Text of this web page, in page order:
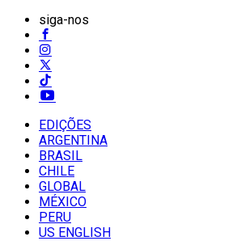
siga-nos
EDIÇÕES
ARGENTINA
BRASIL
CHILE
GLOBAL
MÉXICO
PERU
US ENGLISH